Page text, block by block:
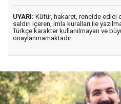
UYARI: Küfür, hakaret, rencide edici
saldırı içeren, imla kuralları ile
Türkçe karakter kullanılmayan ve
onaylanmamaktadır.